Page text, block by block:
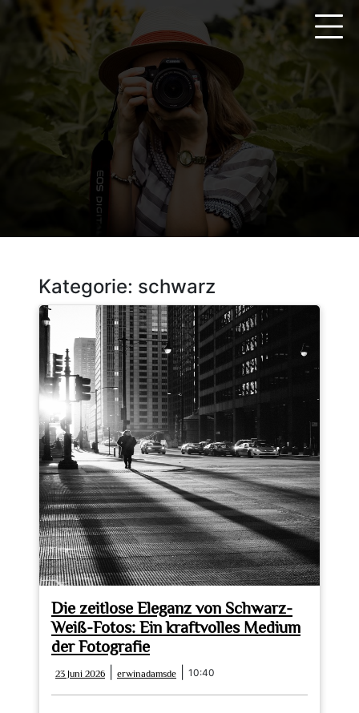
springen
Kategorie: schwarz
Die zeitlose Eleganz von Schwarz-
Weiß-Fotos: Ein kraftvolles Medium
der Fotografie
23 Juni 2026
Juni
2026
erwinadamsde erwinadamsde
10:40